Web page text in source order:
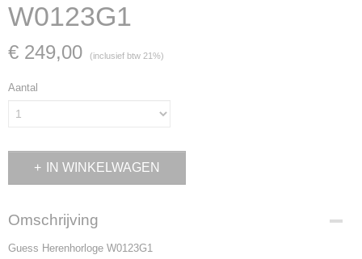
W0123G1
€ 249,00 (inclusief btw 21%)
Aantal
IN WINKELWAGEN
Omschrijving
Guess Herenhorloge W0123G1